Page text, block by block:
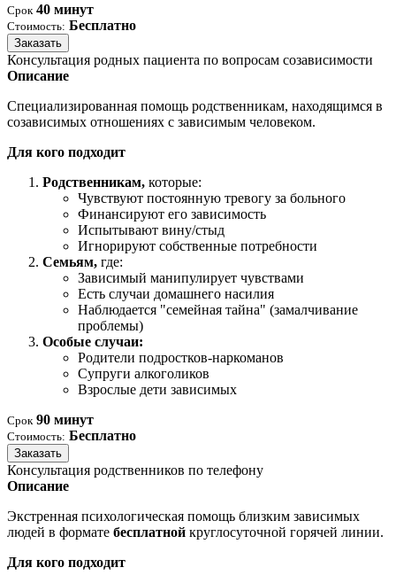
Срок 40 минут
Стоимость: Бесплатно
Заказать
Консультация родных пациента по вопросам созависимости
Описание
Специализированная помощь родственникам, находящимся в
созависимых отношениях с зависимым человеком.
Для кого подходит
Родственникам, которые:
Чувствуют постоянную тревогу за больного
Финансируют его зависимость
Испытывают вину/стыд
Игнорируют собственные потребности
Семьям, где:
Зависимый манипулирует чувствами
Есть случаи домашнего насилия
Наблюдается "семейная тайна" (замалчивание
проблемы)
Особые случаи:
Родители подростков-наркоманов
Супруги алкоголиков
Взрослые дети зависимых
Срок 90 минут
Стоимость: Бесплатно
Заказать
Консультация родственников по телефону
Описание
Экстренная психологическая помощь близким зависимых
людей в формате бесплатной круглосуточной горячей линии.
Для кого подходит